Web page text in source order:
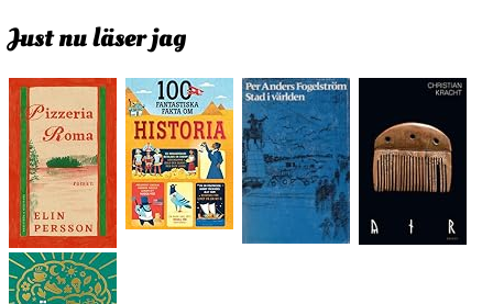
Just nu läser jag